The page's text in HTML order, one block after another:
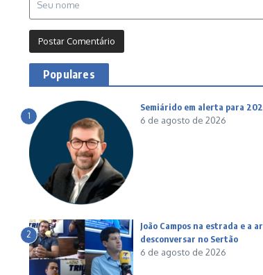
Populares
1
Semiárido em alerta para
6 de agosto de 2026
2
João Campos na estrada e a
desconversar no Sertão
6 de agosto de 2026